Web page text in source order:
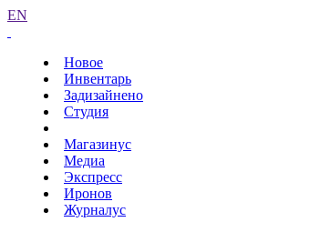
EN
Новое
Инвентарь
Задизайнено
Студия
Магазинус
Медиа
Экспресс
Иронов
Журналус